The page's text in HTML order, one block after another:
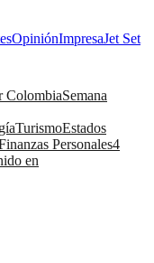
OpiniónImpresaJet Set
ColombiaSemana
TurismoEstados
Personales4
en